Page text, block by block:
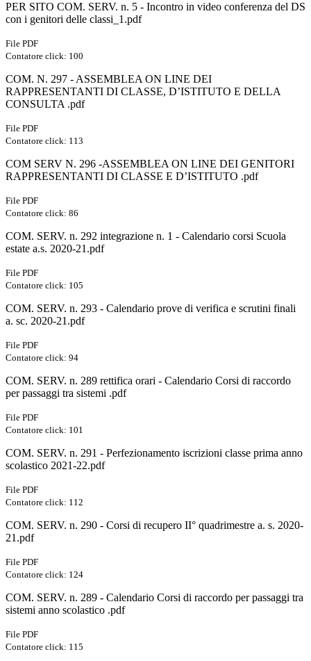
PER SITO COM. SERV. n. 5 - Incontro in video conferenza del DS
con i genitori delle classi_1.pdf
File PDF
Contatore click: 100
COM. N. 297 - ASSEMBLEA ON LINE DEI
RAPPRESENTANTI DI CLASSE, D’ISTITUTO E DELLA
CONSULTA .pdf
File PDF
Contatore click: 113
COM SERV N. 296 -ASSEMBLEA ON LINE DEI GENITORI
RAPPRESENTANTI DI CLASSE E D’ISTITUTO .pdf
File PDF
Contatore click: 86
COM. SERV. n. 292 integrazione n. 1 - Calendario corsi Scuola
estate a.s. 2020-21.pdf
File PDF
Contatore click: 105
COM. SERV. n. 293 - Calendario prove di verifica e scrutini finali
a. sc. 2020-21.pdf
File PDF
Contatore click: 94
COM. SERV. n. 289 rettifica orari - Calendario Corsi di raccordo
per passaggi tra sistemi .pdf
File PDF
Contatore click: 101
COM. SERV. n. 291 - Perfezionamento iscrizioni classe prima anno
scolastico 2021-22.pdf
File PDF
Contatore click: 112
COM. SERV. n. 290 - Corsi di recupero II° quadrimestre a. s. 2020-
21.pdf
File PDF
Contatore click: 124
COM. SERV. n. 289 - Calendario Corsi di raccordo per passaggi tra
sistemi anno scolastico .pdf
File PDF
Contatore click: 115